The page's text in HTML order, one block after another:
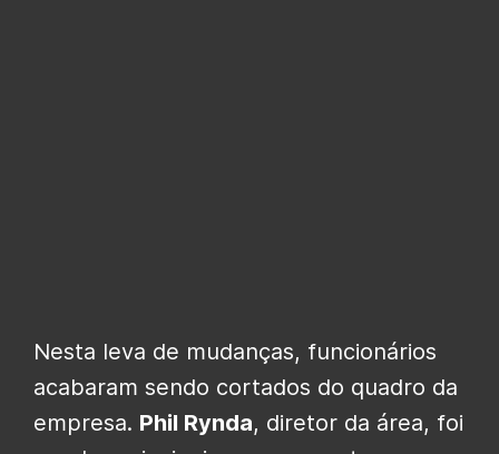
Nesta leva de mudanças, funcionários
acabaram sendo cortados do quadro da
empresa. Phil Rynda, diretor da área, foi